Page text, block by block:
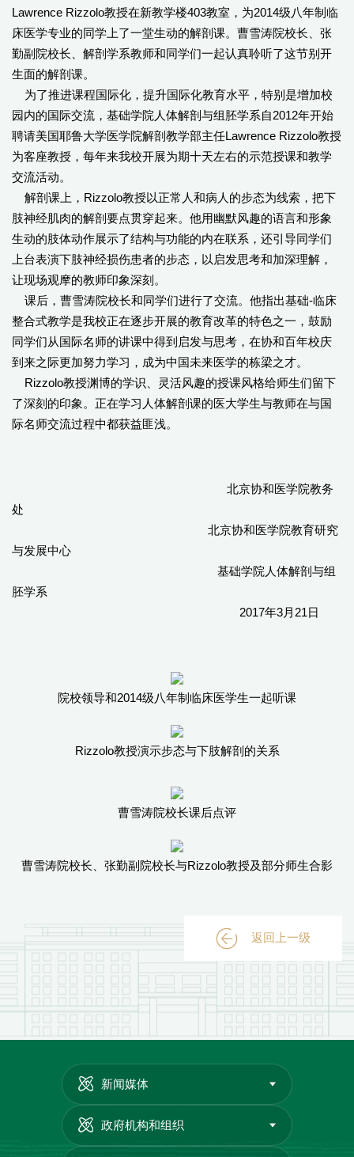
Lawrence Rizzolo教授在新教学楼403教室，为2014级八年制临
床医学专业的同学上了一堂生动的解剖课。曹雪涛院校长、张
勤副院校长、解剖学系教师和同学们一起认真聆听了这节别开
生面的解剖课。
为了推进课程国际化，提升国际化教育水平，特别是增加校
园内的国际交流，基础学院人体解剖与组胚学系自2012年开始
聘请美国耶鲁大学医学院解剖教学部主任Lawrence Rizzolo教授
为客座教授，每年来我校开展为期十天左右的示范授课和教学
交流活动。
解剖课上，Rizzolo教授以正常人和病人的步态为线索，把下
肢神经肌肉的解剖要点贯穿起来。他用幽默风趣的语言和形象
生动的肢体动作展示了结构与功能的内在联系，还引导同学们
上台表演下肢神经损伤患者的步态，以启发思考和加深理解，
让现场观摩的教师印象深刻。
课后，曹雪涛院校长和同学们进行了交流。他指出基础-临床
整合式教学是我校正在逐步开展的教育改革的特色之一，鼓励
同学们从国际名师的讲课中得到启发与思考，在协和百年校庆
到来之际更加努力学习，成为中国未来医学的栋梁之才。
Rizzolo教授渊博的学识、灵活风趣的授课风格给师生们留下
了深刻的印象。正在学习人体解剖课的医大学生与教师在与国
际名师交流过程中都获益匪浅。
北京协和医学院教务
处
北京协和医学院教育研究
与发展中心
基础学院人体解剖与组
胚学系
2017年3月21日
院校领导和2014级八年制临床医学生一起听课
Rizzolo教授演示步态与下肢解剖的关系
曹雪涛院校长课后点评
曹雪涛院校长、张勤副院校长与Rizzolo教授及部分师生合影
返回上一级
新闻媒体
政府机构和组织